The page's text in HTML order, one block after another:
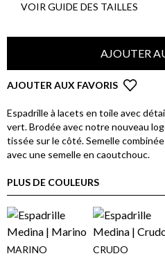
VOIR GUIDE DES TAILLES
AJOUTER
AJOUTER AUX FAVORIS
Espadrille à lacets en toile avec
vert. Brodée avec notre nouveau
tissée sur le côté. Semelle
avec une semelle en caoutchouc.
PLUS DE COULEURS
MARINO CRUDO